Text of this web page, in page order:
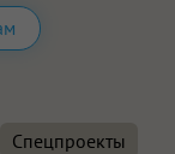
Спецпроекты